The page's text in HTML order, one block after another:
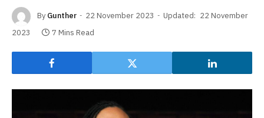
By Gunther 22 November 2023 Updated: 22 November
2023
7 Mins Read